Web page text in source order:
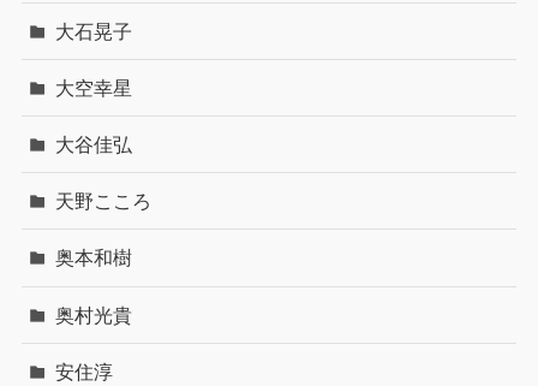
大石晃子
大空幸星
大谷佳弘
天野こころ
奥本和樹
奥村光貴
安住淳